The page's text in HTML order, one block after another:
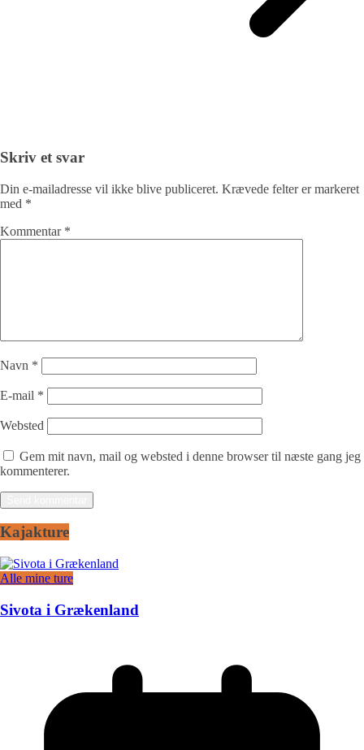
Skriv et svar
Din e-mailadresse vil ikke blive publiceret. Krævede felter er markeret
med *
Kommentar *
Navn *
E-mail *
Websted
Gem mit navn, mail og websted i denne browser til næste gang jeg
kommenterer.
Kajakture
Alle mine ture
Sivota i Grækenland